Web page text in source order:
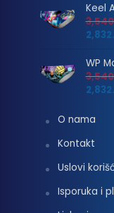
Keel
WP
O nama
Kontakt
Uslovi
Isporuka i